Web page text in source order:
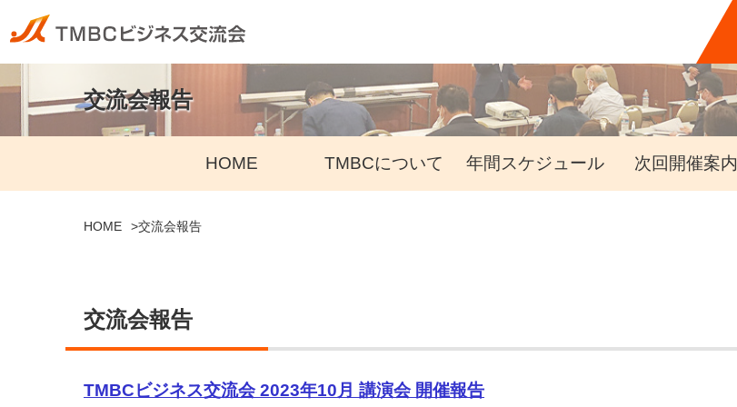
交流会報告
HOME TMBCについて 年間スケジュール 次回開催案内
HOME 交流会報告
交流会報告
TMBCビジネス交流会 2023年10月 講演会 開催報告